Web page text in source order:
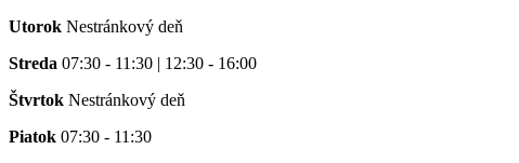
Utorok Nestránkový deň
Streda 07:30 - 11:30 | 12:30 - 16:00
Štvrtok Nestránkový deň
Piatok 07:30 - 11:30